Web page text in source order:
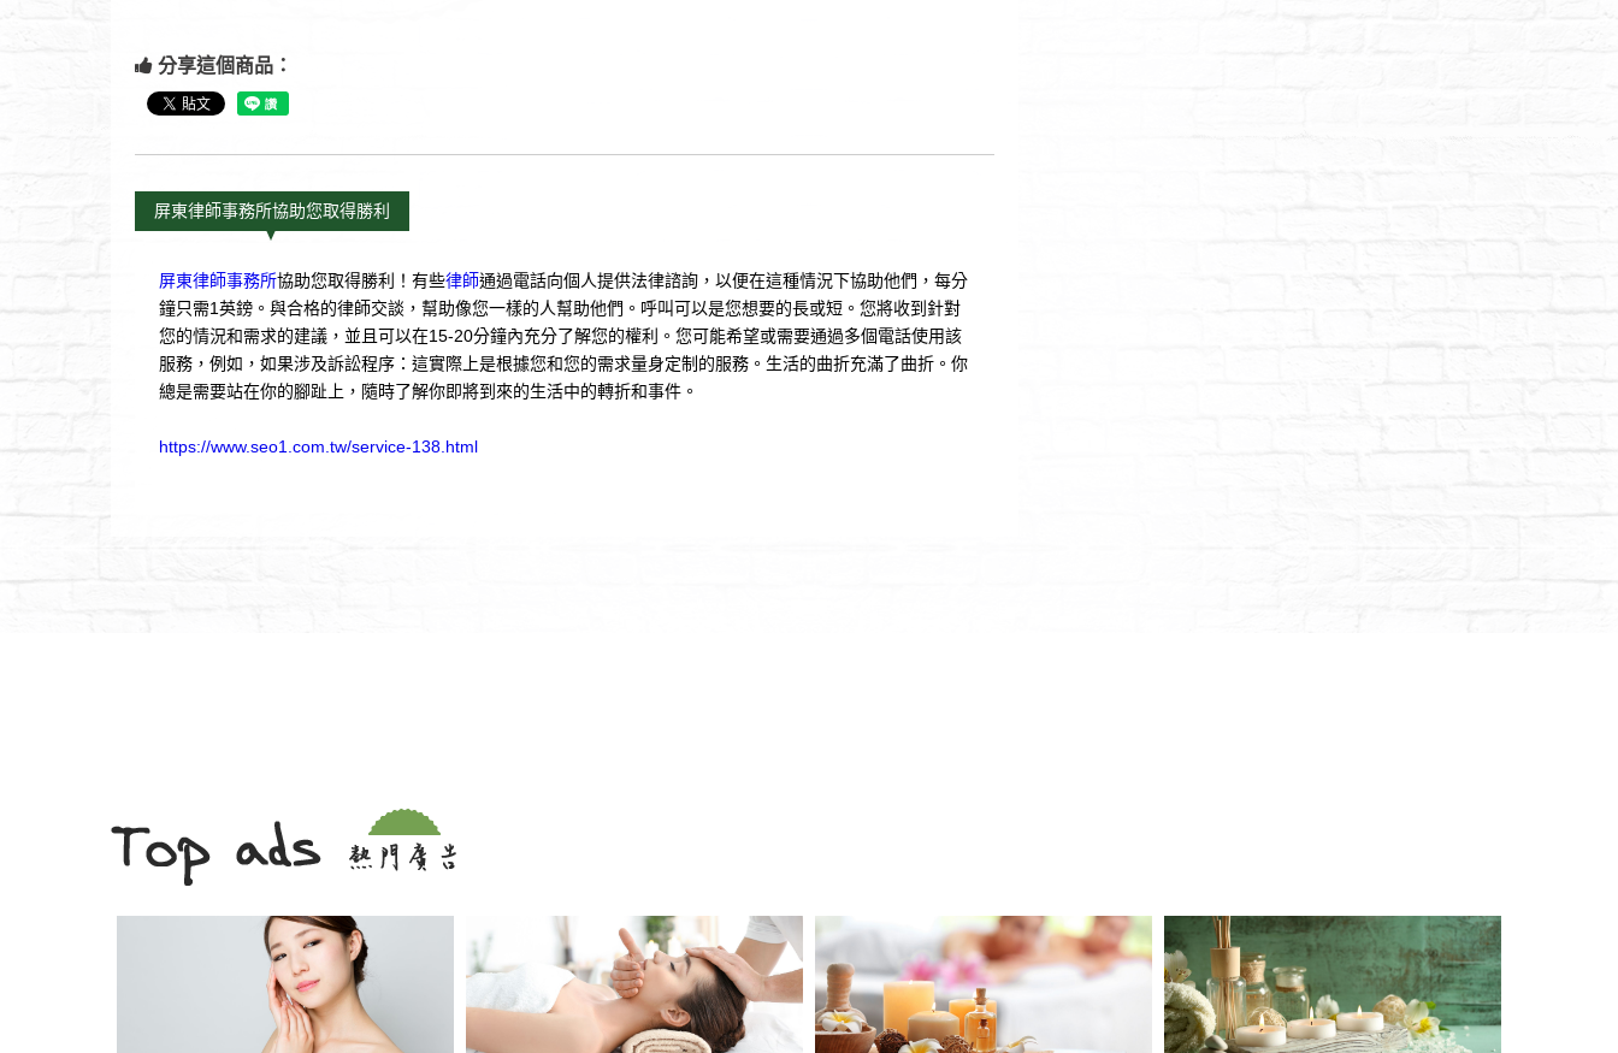
分享這個商品：
屏東律師事務所協助您取得勝利
屏東律師事務所協助您取得勝利！有些律師通過電話向個人提供法律諮詢，以便在這種情況下協助他們，每分
鐘只需1英鎊。與合格的律師交談，幫助像您一樣的人幫助他們。呼叫可以是您想要的長或短。您將收到針對
您的情況和需求的建議，並且可以在15-20分鐘內充分了解您的權利。您可能希望或需要通過多個電話使用該
服務，例如，如果涉及訴訟程序：這實際上是根據您和您的需求量身定制的服務。生活的曲折充滿了曲折。你
總是需要站在你的腳趾上，隨時了解你即將到來的生活中的轉折和事件。
https://www.seo1.com.tw/service-138.html